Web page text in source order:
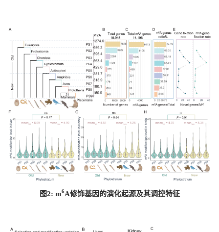
图2: m6A修饰基因的演化起源及其调控特征